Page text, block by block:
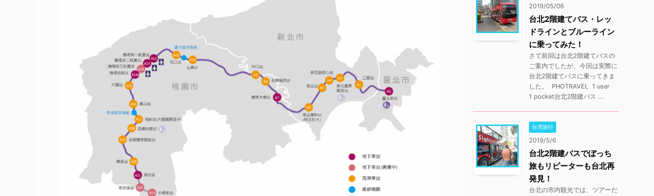
2019/05/06
台北2階建てバス・レッ
ドラインとブルーライン
に乗ってみた！
さて前回は台北2階建てバスの
ご案内でしたが、今回は実際に
台北2階建てバスに乗ってきま
した。 PHOTRAVEL 1 user
1 pocket台北2階建バス ...
台湾旅行
2019/5/6
台北2階建バスでぼっち
旅もリピーターも台北再
発見！
台北の市内観光では、ツアーだ